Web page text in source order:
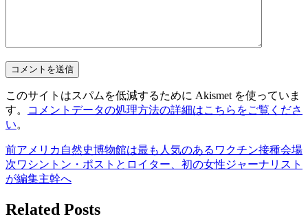
このサイトはスパムを低減するために Akismet を使っていま
す。
コメントデータの処理方法の詳細はこちらをご覧くださ
い。
前アメリカ自然史博物館は最も人気のあるワクチン接種会場
次ワシントン・ポストとロイター、初の女性ジャーナリスト
が編集主幹へ
Related Posts